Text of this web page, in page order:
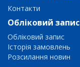
Контакти
Обліковий запис
Обліковий запис
Історія замовлень
Розсилання новин